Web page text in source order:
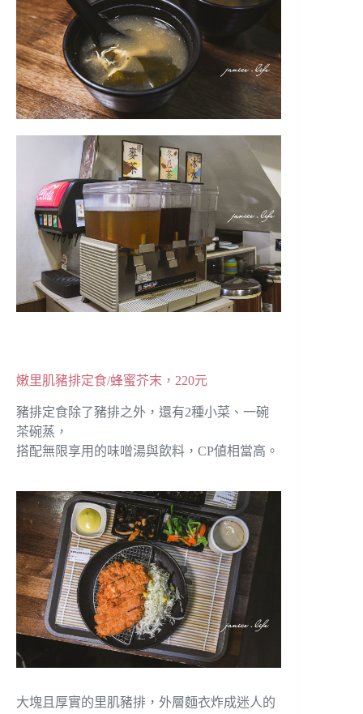
嫩里肌豬排定食/蜂蜜芥末，220元
豬排定食除了豬排之外，還有2種小菜、一碗
茶碗蒸，
搭配無限享用的味噌湯與飲料，CP値相當高。
大塊且厚實的里肌豬排，外層麵衣炸成迷人的